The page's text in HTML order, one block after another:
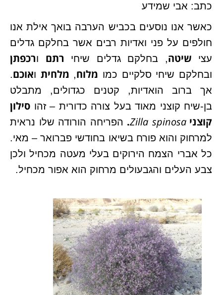
כתב: אבי שמידע
כאשר אנו נוסעים בכביש הערבה בואך אילת אנו
חולפים על פני ואדיות רבים אשר בחלקם גדלים
עצי שיטה, בחלקם גדלים שיחי רתם ורכפתן
ובחלקם שיחי סלקיים כמו מלוח, מלחית ואוכם.
אך ברוב הואדיות, קטנים כגדולים, מתבלט
בן-שיח קוצני מאוד בעל צורה כדורית – זהו סילון
קוצני
Zilla spinosa
. הפריחה הורודה שלו נראית
למרחוק והוא פורח בשיאו בחודשי פברואר – מאי.
כל אברי הצמח הירוקים בעלי מעטה מכחיל ולכן
צבע העלים והגבעולים מרחוק הוא אפור מכחיל.